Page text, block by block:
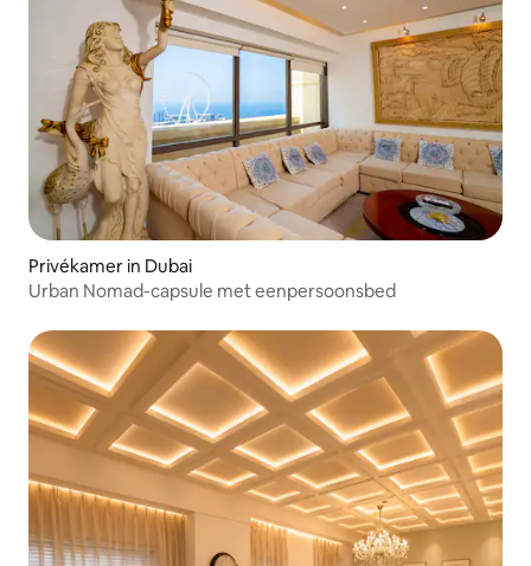
Privékamer in Dubai
Urban Nomad-capsule met eenpersoonsbed